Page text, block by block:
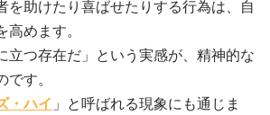
を助けたり喜ばせたりする行為は、自
高めます。
立つ存在だ」という実感が、精神的な
です。
・ハイ 」と呼ばれる現象にも通じま